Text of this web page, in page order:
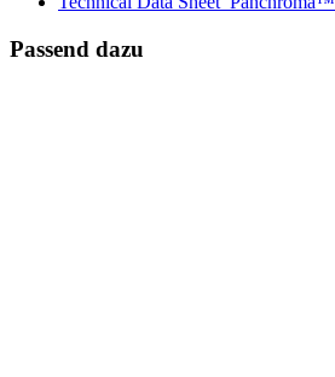
Passend dazu